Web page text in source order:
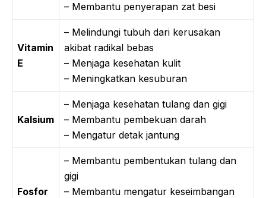
– Membantu penyerapan zat besi
Vitamin
E
– Melindungi tubuh dari kerusakan
akibat radikal bebas
– Menjaga kesehatan kulit
– Meningkatkan kesuburan
Kalsium
– Menjaga kesehatan tulang dan gigi
– Membantu pembekuan darah
– Mengatur detak jantung
Fosfor
– Membantu pembentukan tulang dan
gigi
– Membantu mengatur keseimbangan